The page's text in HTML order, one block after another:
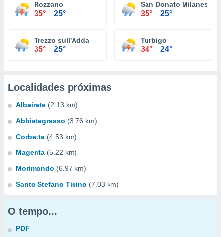
Rozzano
35° 25°
San Donato Milanese
35° 25°
Trezzo sull'Adda
35° 25°
Turbigo
34° 24°
Localidades próximas
Albairate (2.13 km)
Abbiategrasso (3.76 km)
Corbetta (4.53 km)
Magenta (5.22 km)
Morimondo (6.97 km)
Santo Stefano Ticino (7.03 km)
O tempo...
PDF